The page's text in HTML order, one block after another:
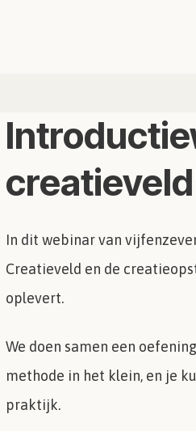
In dit webinar van
Creatieveld en de
oplevert.
We doen samen een
methode in het klein, en je
praktijk.